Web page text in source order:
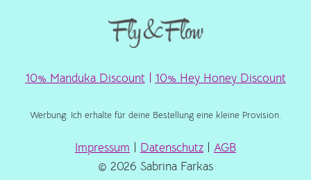
10% Manduka Discount 10% Hey Honey Discount
Werbung: Ich erhalte für deine Bestellung eine kleine Provision.
Impressum Datenschutz
AGB
© 2026 Sabrina Farkas